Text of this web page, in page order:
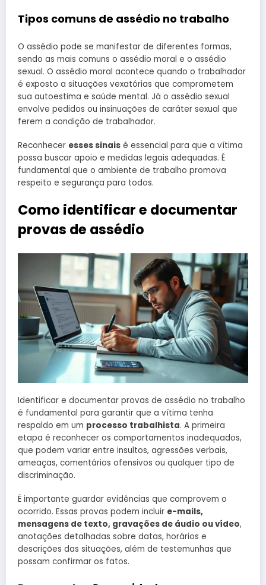
Tipos comuns de assédio no trabalho
O assédio pode se manifestar de diferentes formas,
sendo as mais comuns o assédio moral e o assédio
sexual. O assédio moral acontece quando o trabalhador
é exposto a situações vexatórias que comprometem
sua autoestima e saúde mental. Já o assédio sexual
envolve pedidos ou insinuações de caráter sexual que
ferem a condição de trabalhador.
Reconhecer esses sinais é essencial para que a vítima
possa buscar apoio e medidas legais adequadas. É
fundamental que o ambiente de trabalho promova
respeito e segurança para todos.
Como identificar e documentar
provas de assédio
Identificar e documentar provas de assédio no trabalho
é fundamental para garantir que a vítima tenha
respaldo em um processo trabalhista. A primeira
etapa é reconhecer os comportamentos inadequados,
que podem variar entre insultos, agressões verbais,
ameaças, comentários ofensivos ou qualquer tipo de
discriminação.
É importante guardar evidências que comprovem o
ocorrido. Essas provas podem incluir e-mails,
mensagens de texto, gravações de áudio ou vídeo,
anotações detalhadas sobre datas, horários e
descrições das situações, além de testemunhas que
possam confirmar os fatos.